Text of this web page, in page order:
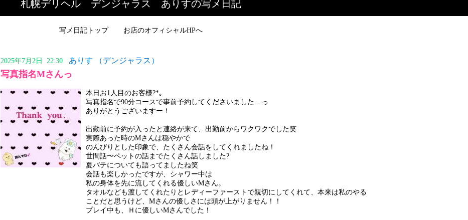
札幌デリヘル デンジャラス ありすの写メ日記
写メ日記トップ お店のオフィシャルHPへ
2025年7月2日 22:30 ありす （デンジャラス）
写真指名Mさんっ
本日お1人目のお客様?*｡
写真指名で90分コースで事前予約してくださいました…っ
ありがとうございますー！
出勤前に予約が入ったと連絡が来て、出勤前からワクワクでした笑
実際あった時のMさんは穏やかで
のんびりとした印象で、たくさん会話をしてくれましたね！
世間話〜ペットの話までたくさん話しました?
夏バテについても語ってましたね笑
会話も楽しかったですが、シャワー中は
私の身体を先に流してくれる優しいMさん。
タオルなども渡してくれたりとレディーファーストで親切にしてくれて、本来は私のやる
ことだと思うけど、Mさんの優しさには頭が上がりません！！
プレイ中も、Ｈに優しいMさんでした！